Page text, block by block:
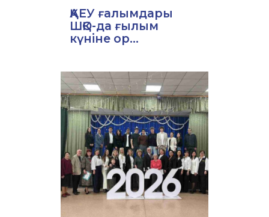
ҚАЕУ ғалымдары
ШҚО-да ғылым
күніне ор...